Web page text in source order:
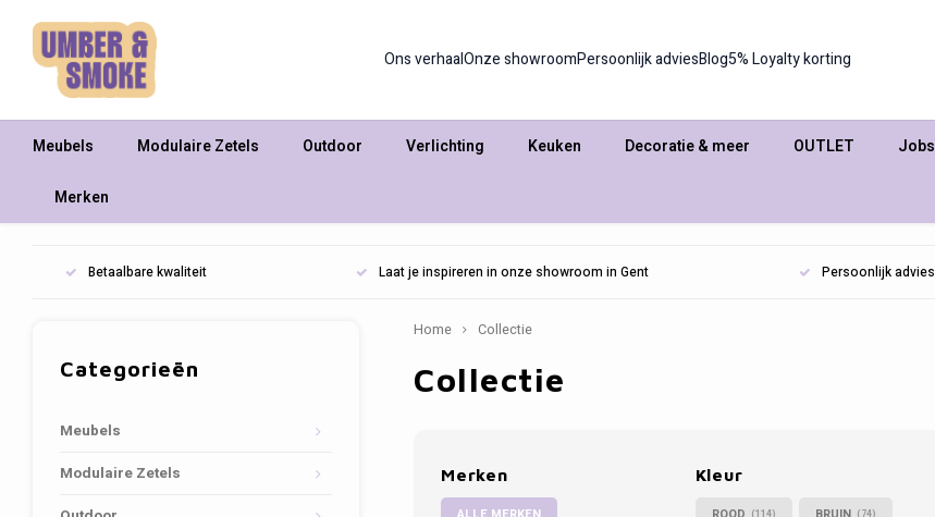
Ons verhaalOnze showroomPersoonlijk adviesBlog5% Loyalty korting
Meubels Modulaire Zetels Outdoor Verlichting Keuken Decoratie & meer OUTLET Jobs
Merken
Betaalbare kwaliteit Laat je inspireren in onze showroom in Gent Persoonlijk advies
Categorieën
Meubels
Modulaire Zetels
Home Collectie
Collectie
Merken Kleur
(114) (74)